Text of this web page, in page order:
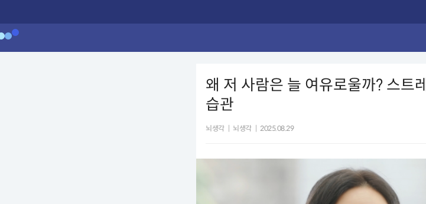
왜 저 사람은 늘 여유로울까? 스트
습관
뇌생각 뇌생각 2025.08.29